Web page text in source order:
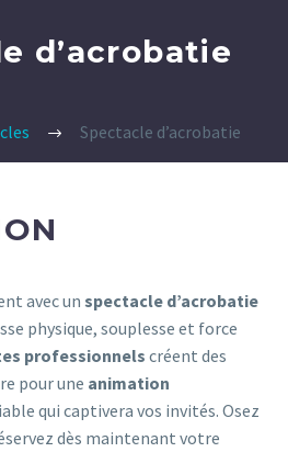
d’acrobatie
Spectacle d’acrobatie
avec un spectacle d’acrobatie
physique, souplesse et force
professionnels créent des
pour une animation
qui captivera vos invités. Osez
dès maintenant votre